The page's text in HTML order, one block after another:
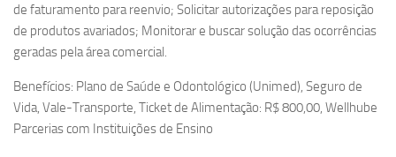
de faturamento para reenvio; Solicitar autorizações para reposição
de produtos avariados; Monitorar e buscar solução das ocorrências
geradas pela área comercial.
Benefícios: Plano de Saúde e Odontológico (Unimed), Seguro de
Vida, Vale-Transporte, Ticket de Alimentação: R$ 800,00, Wellhube
Parcerias com Instituições de Ensino